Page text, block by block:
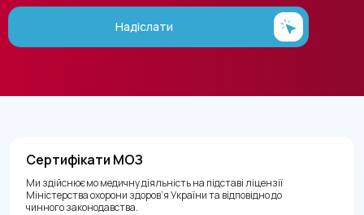
Надіслати
Сертифікати МОЗ
Ми здійснюємо медичну діяльність на підставі ліцензії
Міністерства охорони здоров’я України та відповідно до
чинного законодавства.